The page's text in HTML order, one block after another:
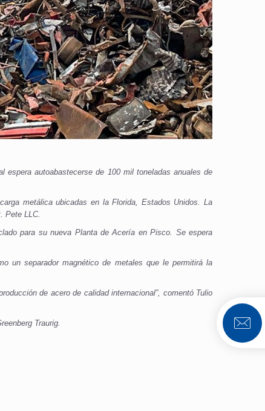
autoabastecerse de 100 mil toneladas anuales de
metálica ubicadas en la Florida, Estados Unidos. La
Pete LLC.
para su nueva Planta de Acería en Pisco. Se espera
un separador magnético de metales que le permitirá la
de acero de calidad internacional”, comentó Tulio
Traurig.